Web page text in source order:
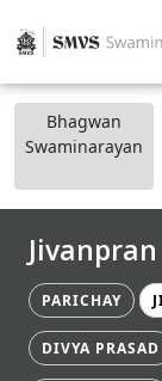
Bhagwan
Swaminarayan
PARICHAY
DIVYA PRASAD